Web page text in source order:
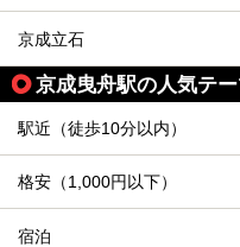
京成立石
京成曳舟駅の人気テ
駅近（徒歩10分以内）
格安（1,000円以下）
宿泊